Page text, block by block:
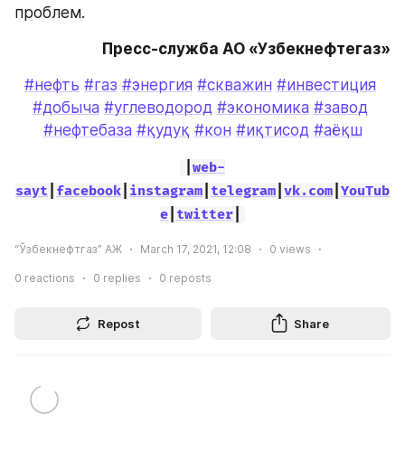
проблем.
Пресс-служба АО «Узбекнефтегаз»
#нефть #газ #энергия #скважин #инвестиция
#добыча #углеводород #экономика #завод
#нефтебаза #қудуқ #кон #иқтисод #аёқш
web-
sayt facebook instagram telegram vk.com YouTub
e| twitter|
“Ўзбекнефтгаз” АЖ March 17, 2021, 12:08 0 views
0 reactions 0 replies 0 reposts
Repost Share